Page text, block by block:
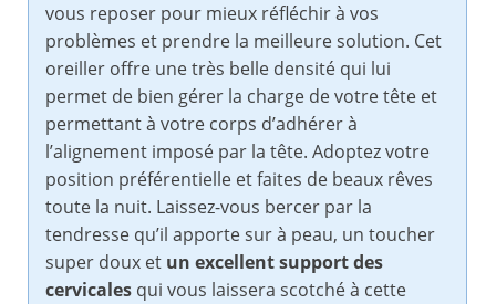
vous reposer pour mieux réfléchir à vos
problèmes et prendre la meilleure solution. Cet
oreiller offre une très belle densité qui lui
permet de bien gérer la charge de votre tête et
permettant à votre corps d’adhérer à
l’alignement imposé par la tête. Adoptez votre
position préférentielle et faites de beaux rêves
toute la nuit. Laissez-vous bercer par la
tendresse qu’il apporte sur à peau, un toucher
super doux et un excellent support des
cervicales qui vous laissera scotché à cette